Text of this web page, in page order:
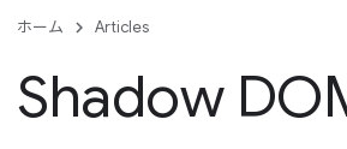
ホーム Articles
Shadow